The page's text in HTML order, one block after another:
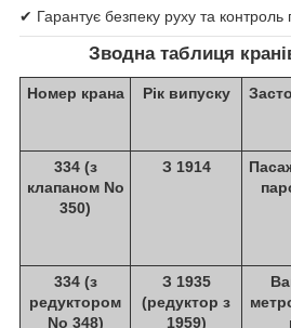
✔ Гарантує безпеку руху та контроль
Зводна таблиця
Номер крана Рік випуску
334(з
клапаном No
350)
З 1914
334(з
редуктором
No 348)
З 1935
(редуктор з
1959)